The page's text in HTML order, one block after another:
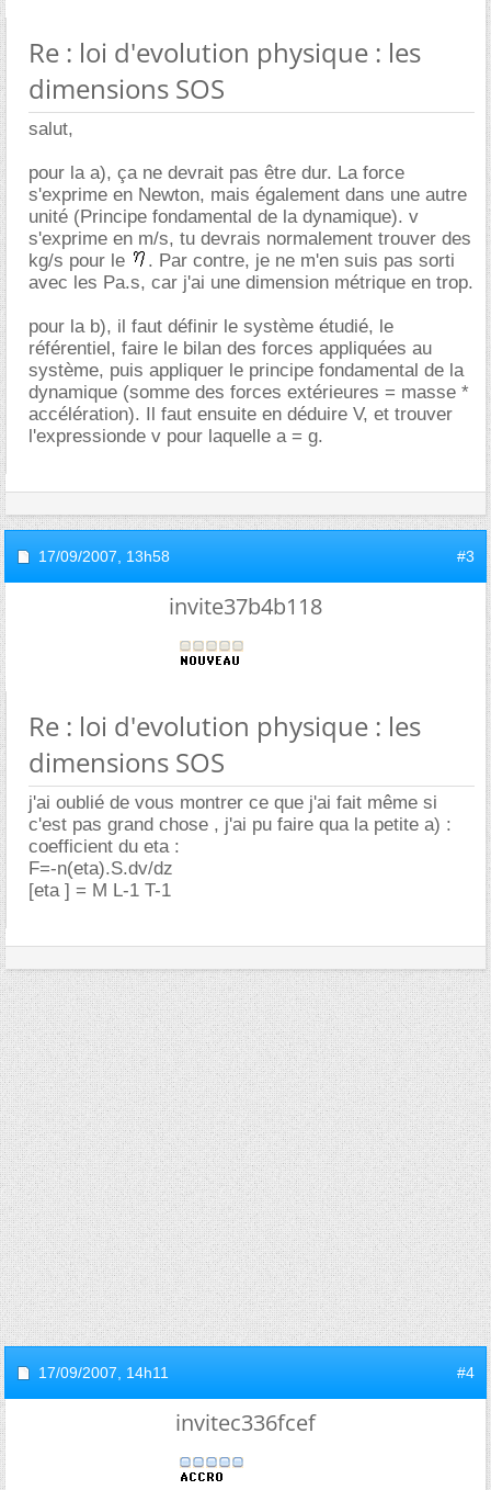
Re : loi d'evolution physique : les
dimensions SOS
salut,
pour la a), ça ne devrait pas être dur. La force
s'exprime en Newton, mais également dans une autre
unité (Principe fondamental de la dynamique). v
s'exprime en m/s, tu devrais normalement trouver des
kg/s pour le
. Par contre, je ne m'en suis pas sorti
avec les Pa.s, car j'ai une dimension métrique en trop.
pour la b), il faut définir le système étudié, le
référentiel, faire le bilan des forces appliquées au
système, puis appliquer le principe fondamental de la
dynamique (somme des forces extérieures = masse *
accélération). Il faut ensuite en déduire V, et trouver
l'expressionde v pour laquelle a = g.
17/09/2007, 13h58 #3
invite37b4b118
Re : loi d'evolution physique : les
dimensions SOS
j'ai oublié de vous montrer ce que j'ai fait même si
c'est pas grand chose , j'ai pu faire qua la petite a) :
coefficient du eta :
F=-n(eta).S.dv/dz
[eta ] = M L-1 T-1
17/09/2007, 14h11 #4
invitec336fcef